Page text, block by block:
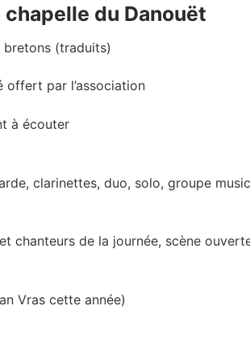
chapelle du Danouët
bretons (traduits)
offert par l’association
à écouter
clarinettes, duo, solo, groupe
chanteurs de la journée, scène
Vras cette année)